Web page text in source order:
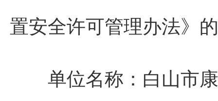
置安全许可管理办法》
单位名称 ： 白山市